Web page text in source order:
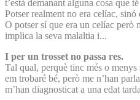
t’està demanant alguna cosa que
Potser realment no era celíac,
O potser sí que era un celíac però
implica la seva malaltia i...
I per un trosset no passa res.
Tal qual, perquè tinc més o
em trobaré bé, però me n’han
m’han diagnosticat a una edat